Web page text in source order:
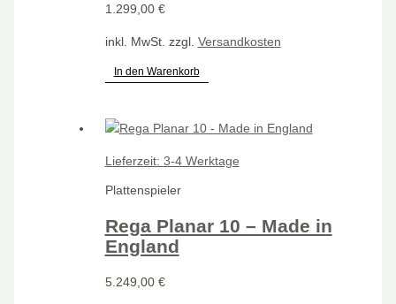
1.299,00 €
inkl. MwSt. zzgl. Versandkosten
In den Warenkorb
Lieferzeit: 3-4 Werktage
Plattenspieler
Rega Planar 10 – Made in
England
5.249,00 €